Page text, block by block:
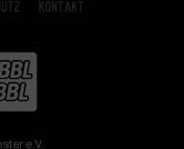
Kontakt
e.V.